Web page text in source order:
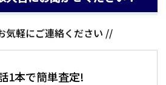
気軽にご連絡ください //
1本で簡単査定!